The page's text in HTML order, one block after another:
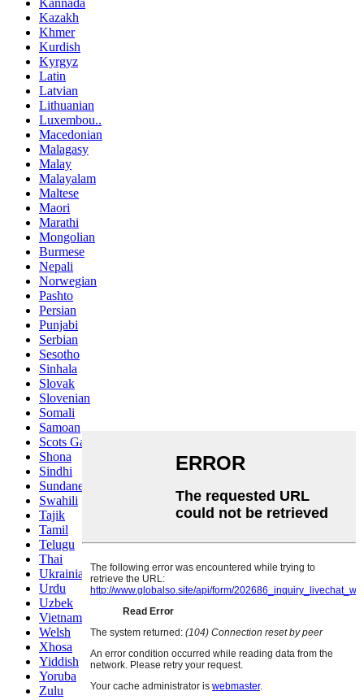
Kazakh
Khmer
Kurdish
Kyrgyz
Latin
Latvian
Lithuanian
Luxembou..
Macedonian
Malagasy
Malay
Malayalam
Maltese
Maori
Marathi
Mongolian
Burmese
Nepali
Norwegian
Pashto
Persian
Punjabi
Serbian
Sesotho
Sinhala
Slovak
Slovenian
Somali
Samoan
Scots Gaelic
Shona
Sindhi
Sundanese
Swahili
Tajik
Tamil
Telugu
Thai
Ukrainian
Urdu
Uzbek
Vietnamese
Welsh
Xhosa
Yiddish
Yoruba
Zulu